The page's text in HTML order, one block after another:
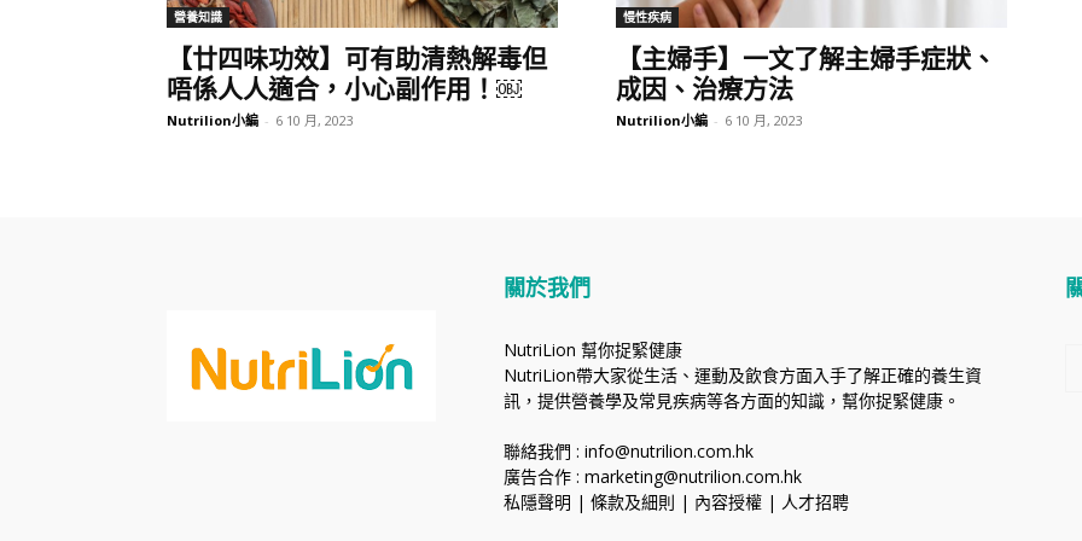
營養知識
【廿四味功效】可有助清熱解毒但
唔係人人適合，小心副作用！￼
Nutrilion小編 - 6 10 月, 2023
慢性疾病
【主婦手】一文了解主婦手症狀、
成因、治療方法
Nutrilion小編 - 6 10 月, 2023
關於我們
NutriLion 幫你捉緊健康
NutriLion帶大家從生活、運動及飲食方面入手了解正確的養生資
訊，提供營養學及常見疾病等各方面的知識，幫你捉緊健康。
聯絡我們 : info@nutrilion.com.hk
廣告合作 : marketing@nutrilion.com.hk
私隱聲明 | 條款及細則 | 內容授權 | 人才招聘